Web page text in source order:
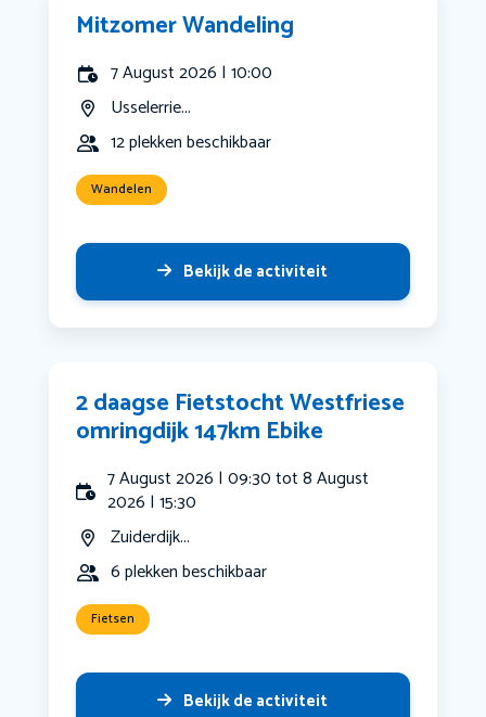
Mitzomer Wandeling
7 August 2026 | 10:00
Usselerrie...
12 plekken beschikbaar
Wandelen
Bekijk de activiteit
2 daagse Fietstocht Westfriese
omringdijk 147km Ebike
7 August 2026 | 09:30 tot 8 August
2026 | 15:30
Zuiderdijk...
6 plekken beschikbaar
Fietsen
Bekijk de activiteit